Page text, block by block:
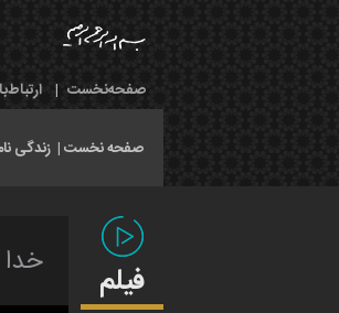
صفحه‌نخست |
صفحه نخست | زندگی
فیلم